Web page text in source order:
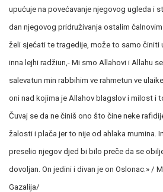
upućuje na povećavanje njegovog ugleda i
dan njegovog pridruživanja ostalim
želi sjećati te tragedije, može to samo činiti
inna lejhi radžiun,- Mi smo Allahovi i Allahu
salevatun min rabbihim ve rahmetun ve
oni nad kojima je Allahov blagslov i milost i
Čuvaj se da ne činiš ono što čine neke
žalosti i plača jer to nije od ahlaka mumina.
preselio njegov djed bi bilo preče da se
dovoljan. On jedini i divan je on Oslonac.» /
Gazalija/